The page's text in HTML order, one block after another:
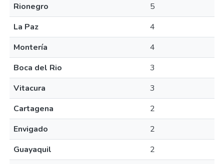
Rionegro
5
La Paz
4
Montería
4
Boca del Rio
3
Vitacura
3
Cartagena
2
Envigado
2
Guayaquil
2